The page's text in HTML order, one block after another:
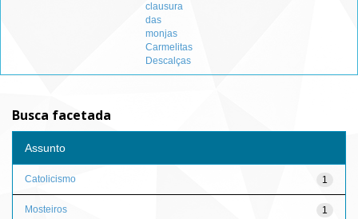
clausura
das
monjas
Carmelitas
Descalças
Busca facetada
Assunto
1
Catolicismo
1
Mosteiros